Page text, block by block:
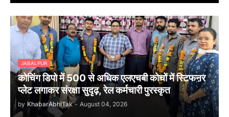
JABALPUR
कोचिंग डिपो में 500 से अधिक एलएचबी कोचों में स्टिफऩर
प्लेट लगाकर संरक्षा सुदृढ़, रेल कर्मचारी पुरस्कृत
by KhabarAbhiTak - August 04, 2026